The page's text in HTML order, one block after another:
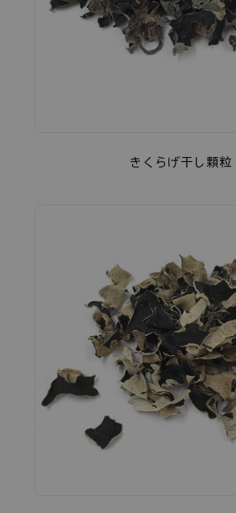
きくらげ干し顆粒